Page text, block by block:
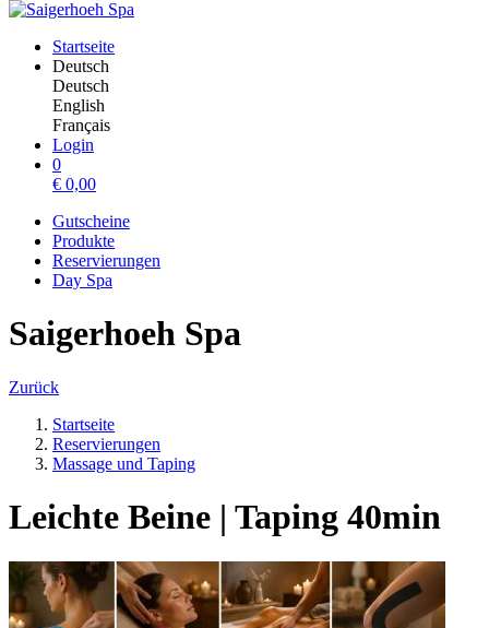
Startseite
Deutsch
Deutsch
English
Français
Login
0
€ 0,00
Gutscheine
Produkte
Reservierungen
Day Spa
Saigerhoeh Spa
Zurück
Startseite
Reservierungen
Massage und Taping
Leichte Beine | Taping 40min